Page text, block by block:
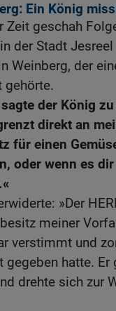
Ein König
Zeit geschah
der Stadt
Weinberg, der
gehörte.
sagte der König
direkt an
für einen
oder wenn es
»Der
meiner
verstimmt und
gegeben hatte.
drehte sich zur